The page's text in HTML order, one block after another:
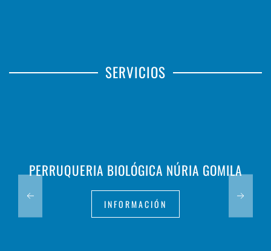
SERVICIOS
ALUMINIOS DIAL
INFORMACIÓN